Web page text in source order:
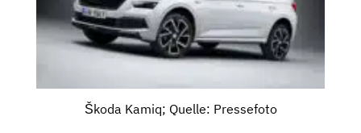
Škoda Kamiq; Quelle: Pressefoto